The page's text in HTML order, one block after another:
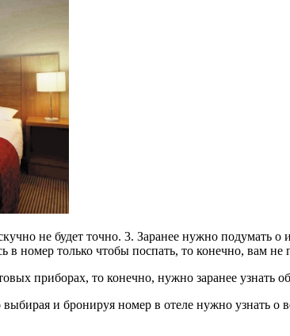
не будет точно. 3. Заранее нужно подумать
в номер только чтобы поспать, то конечно, вам
приборах, то конечно, нужно заранее узнать
и бронируя номер в отеле нужно узнать о